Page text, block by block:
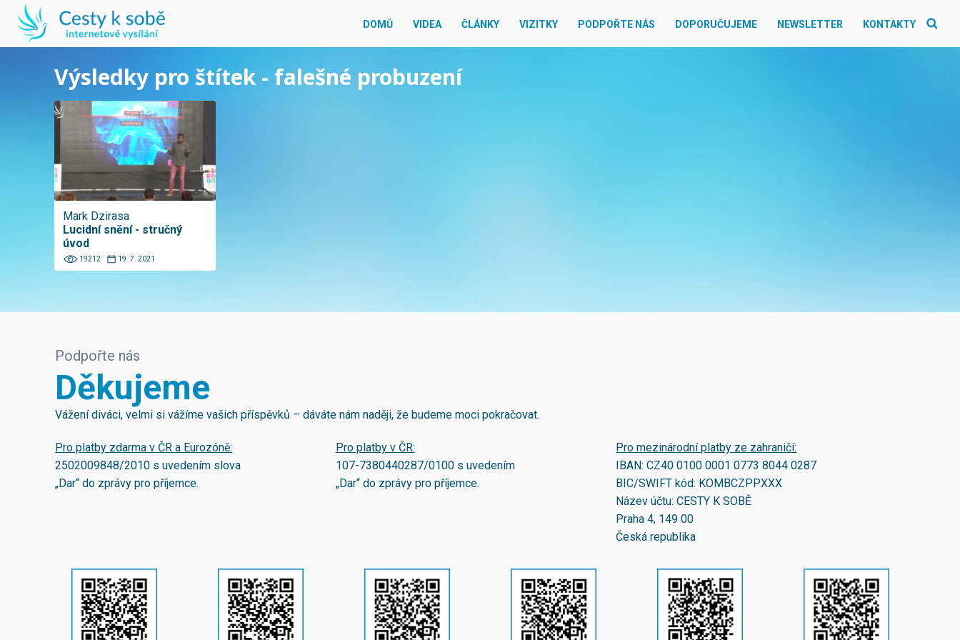
DOMŮ VIDEA ČLÁNKY VIZITKY PODPOŘTE NÁS DOPORUČUJEME NEWSLETTER KONTAKTY
Výsledky pro štítek - falešné probuzení
Mark Dzirasa
Lucidní snění - stručný
úvod
19212 19. 7. 2021
Podpořte nás
Děkujeme
Vážení diváci, velmi si vážíme vašich příspěvků – dáváte nám naději, že budeme moci pokračovat.
Pro platby zdarma v ČR a Eurozóně:
2502009848/2010 s uvedením slova
„Dar“ do zprávy pro příjemce.
Pro platby v ČR:
107-7380440287/0100s uvedením
„Dar“ do zprávy pro příjemce.
Pro mezinárodní platby ze zahraničí:
IBAN:CZ40 0100 0001 0773 8044 0287
BIC/SWIFT kód: KOMBCZPPXXX
Název účtu: CESTY K SOBĚ
Praha 4, 149 00
Česká republika